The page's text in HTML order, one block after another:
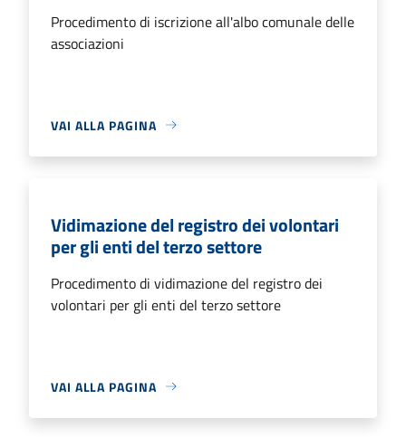
Procedimento di iscrizione all'albo comunale delle
associazioni
VAI ALLA PAGINA
Vidimazione del registro dei volontari
per gli enti del terzo settore
Procedimento di vidimazione del registro dei
volontari per gli enti del terzo settore
VAI ALLA PAGINA